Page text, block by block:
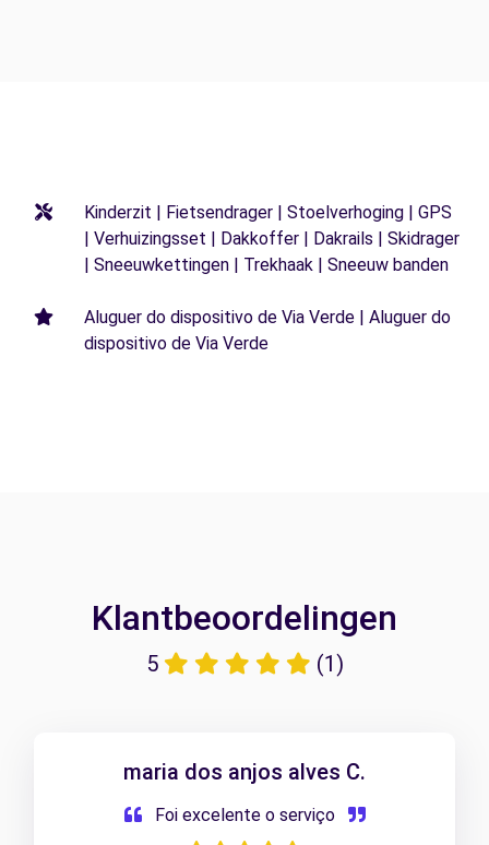
Kinderzit | Fietsendrager | Stoelverhoging | GPS
| Verhuizingsset | Dakkoffer | Dakrails | Skidrager
| Sneeuwkettingen | Trekhaak | Sneeuw banden
Aluguer do dispositivo de Via Verde | Aluguer do
dispositivo de Via Verde
Klantbeoordelingen
5 (1)
maria dos anjos alves C.
Foi excelente o serviço